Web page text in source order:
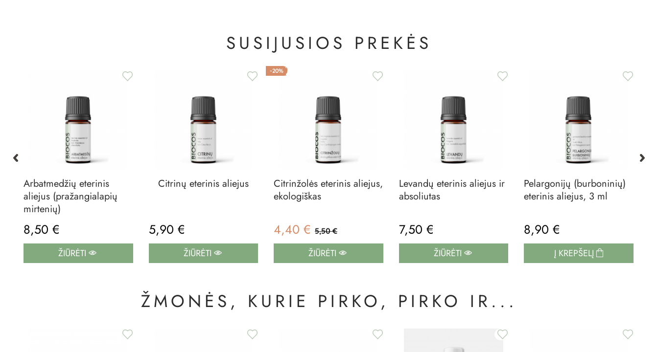
SUSIJUSIOS PREKĖS
Arbatmedžių eterinis
aliejus (pražangialapių
mirtenių)
8,50 €
ŽIŪRĖTI
Citrinų eterinis aliejus
5,90 €
ŽIŪRĖTI
-20%
Citrinžolės eterinis aliejus,
ekologiškas
4,40 € 5,50 €
ŽIŪRĖTI
Levandų eterinis aliejus ir
absoliutas
7,50 €
ŽIŪRĖTI
Pelargonijų (burboninių)
eterinis aliejus, 3 ml
8,90 €
Į KREPŠELĮ
ŽMONĖS, KURIE PIRKO, PIRKO IR...